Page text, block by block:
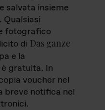
salvata insieme
Qualsiasi
fotografico
di Das ganze
e la
gratuita. In
voucher nel
breve notifica nel